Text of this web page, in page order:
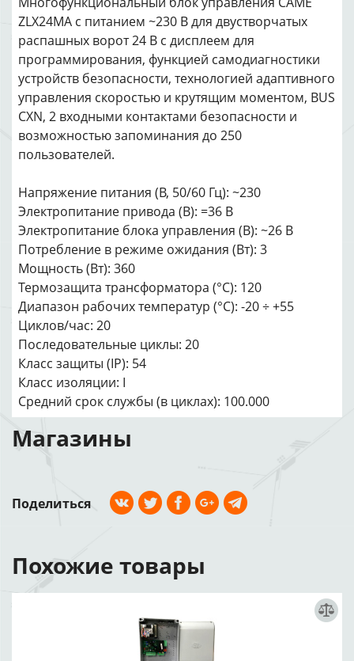
ZLX24MA с питанием ~230 В для двустворчатых
распашных ворот 24 В с дисплеем для
программирования, функцией самодиагностики
устройств безопасности, технологией адаптивного
управления скоростью и крутящим моментом, BUS
CXN, 2 входными контактами безопасности и
возможностью запоминания до 250
пользователей.
Напряжение питания (В, 50/60 Гц): ~230
Электропитание привода (В): =36 В
Электропитание блока управления (В): ~26 В
Потребление в режиме ожидания (Вт): 3
Мощность (Вт): 360
Термозащита трансформатора (°C): 120
Диапазон рабочих температур (°C): -20 ÷ +55
Циклов/час: 20
Последовательные циклы: 20
Класс защиты (IP): 54
Класс изоляции: I
Средний срок службы (в циклах): 100.000
Магазины
Поделиться
Похожие товары